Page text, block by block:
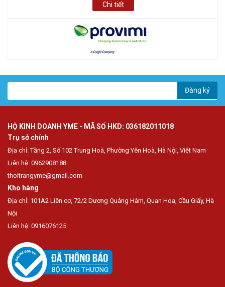
Chi tiết
Đăng ký
HỘ KINH DOANH YME - MÃ SỐ HKD: 036182011018
Trụ sở chính
Địa chỉ: Tầng 2, Số 102 Trung Hoà, Phường Yên Hoà, Hà Nội, Việt Nam
Liên hệ: 0962908188
thoitrangyme@gmail.com
Kho hàng
Địa chỉ: 101A2 Liên cơ, 72/2 Dương Quảng Hàm, Quan Hoa, Cầu Giấy, Hà
Nội
Liên hệ: 0916076125